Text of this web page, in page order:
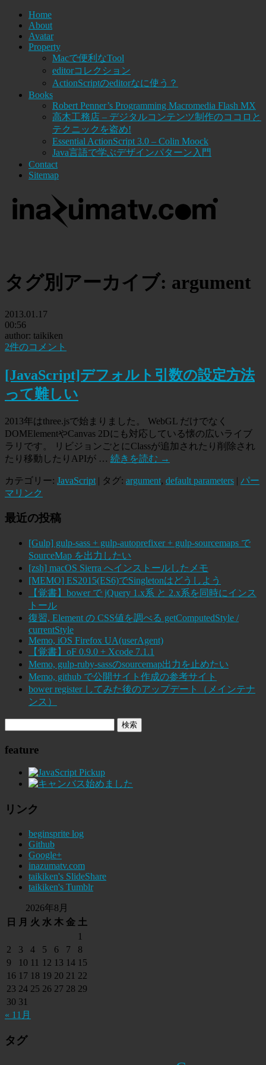
Home
About
Avatar
Property
Macで便利なTool
editorコレクション
ActionScriptのeditorなに使う？
Books
Robert Penner’s Programming Macromedia Flash MX
高木工務店 – デジタルコンテンツ制作のココロと
テクニックを盗め!
Essential ActionScript 3.0 – Colin Moock
Java言語で学ぶデザインパターン入門
Contact
Sitemap
タグ別アーカイブ: argument
2013.01.17
00:56
author: taikiken
2件のコメント
[JavaScript]デフォルト引数の設定方法
って難しい
2013年はthree.jsで始まりました。 WebGL だけでなく
DOMElementやCanvas 2Dにも対応している懐の広いライブ
ラリです。 リビジョンごとにClassが追加されたり削除され
たり移動したりAPIが … 続きを読む →
カテゴリー: JavaScript | タグ: argument, default parameters | パー
マリンク
最近の投稿
[Gulp] gulp-sass + gulp-autoprefixer + gulp-sourcemaps で
SourceMap を出力したい
[zsh] macOS Sierra へインストールしたメモ
[MEMO] ES2015(ES6)でSingletonはどうしよう
【覚書】bower で jQuery 1.x系 と 2.x系を同時にインス
トール
復習, Element の CSS値を調べる getComputedStyle /
currentStyle
Memo, iOS Firefox UA(userAgent)
【覚書】oF 0.9.0 + Xcode 7.1.1
Memo, gulp-ruby-sassのsourcemap出力を止めたい
Memo, github で公開サイト作成の参考サイト
bower register してみた後のアップデート（メインテナ
ンス）
feature
リンク
beginsprite log
Github
Google+
inazumatv.com
taikiken's SlideShare
taikiken's Tumblr
2026年8月
日
月 火 水 木 金 土
1
2
3 4 5 6 7
8
9
10 11 12 13 14 15
16 17 18 19 20 21 22
23 24 25 26 27 28 29
30 31
« 11月
タグ